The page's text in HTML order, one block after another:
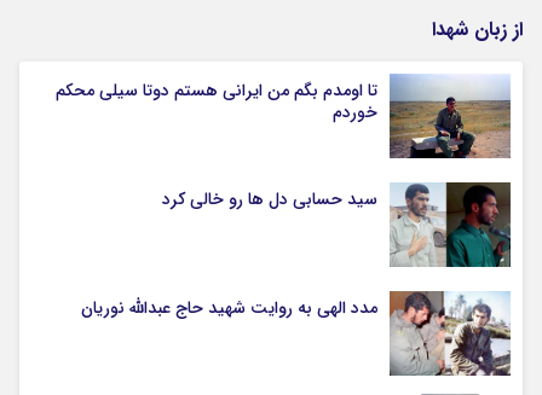
از زبان شهدا
تا اومدم بگم من ایرانی هستم دوتا سیلی محکم
خوردم
سید حسابی دل ها رو خالی کرد
مدد الهی به روایت شهید حاج عبدالله نوریان